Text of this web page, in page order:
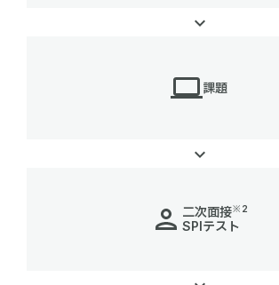
課題
二次面接※2
SPIテスト